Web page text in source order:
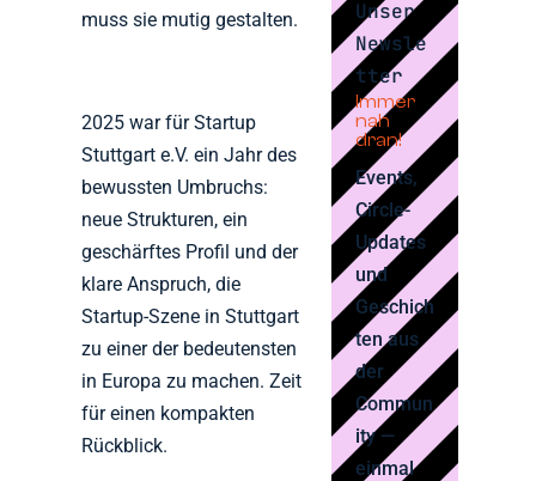
muss sie mutig gestalten.
2025 war für Startup
Stuttgart e.V. ein Jahr des
bewussten Umbruchs:
neue Strukturen, ein
geschärftes Profil und der
klare Anspruch, die
Startup-Szene in Stuttgart
zu einer der bedeutensten
in Europa zu machen. Zeit
für einen kompakten
Rückblick.
Unser
Newsle
tter
Immer
nah
dran!
Events,
Circle-
Updates
und
Geschich
ten aus
der
Commun
ity —
einmal